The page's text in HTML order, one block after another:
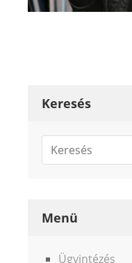
Keresés
Menü
Ügyintézés